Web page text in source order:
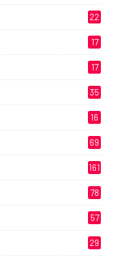
22
17
17
35
16
69
161
78
57
29